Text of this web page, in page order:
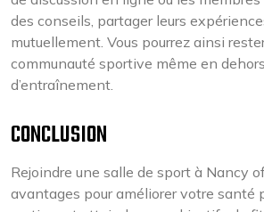
des conseils, partager leurs
mutuellement. Vous pourrez ainsi
communauté sportive même en
d’entraînement.
CONCLUSION
Rejoindre une salle de sport à Nancy
avantages pour améliorer votre santé